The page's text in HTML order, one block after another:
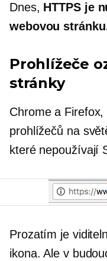
Dnes, HTTPS je
webovou
Prohlížeče
stránky
Chrome a
prohlížečů na
které nepoužívají
Prozatím je
ikona. Ale v